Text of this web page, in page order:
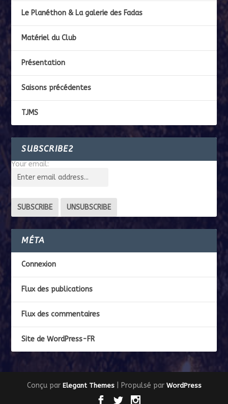
Le Planéthon & La galerie des Fadas
Matériel du Club
Présentation
Saisons précédentes
TJMS
SUBSCRIBE2
Your email:
MÉTA
Connexion
Flux des publications
Flux des commentaires
Site de WordPress-FR
Conçu par Elegant Themes| Propulsé par WordPress